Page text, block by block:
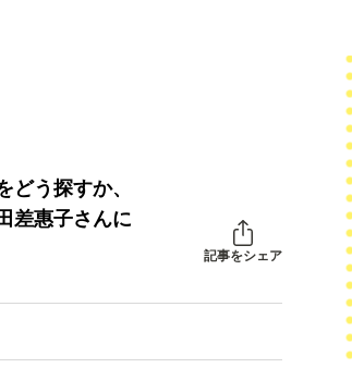
う探すか、
差惠子さんに
記事をシェア